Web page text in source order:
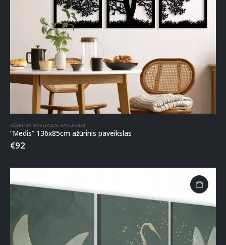
AŽŪRINIAI PAVEIKSLAI, PAVEIKSLAI
“Medis” 136x85cm ažūrinis paveikslas
€92